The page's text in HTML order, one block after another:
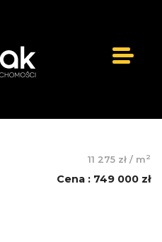
11 275 zł / m2
Cena : 749 000 zł